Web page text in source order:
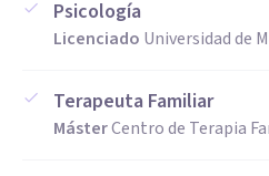
Psicología
Licenciado Universidad de
Terapeuta Familiar
MásterCentro de Terapia